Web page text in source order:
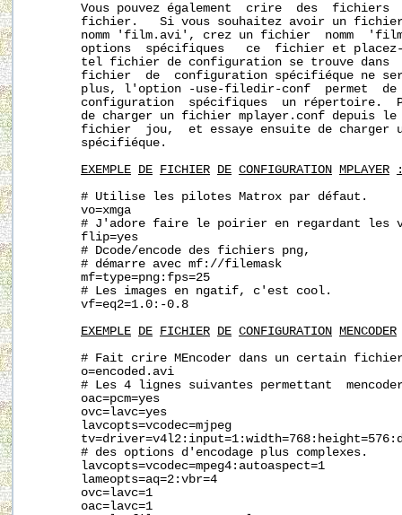
Vous pouvez également  crire  des  fichiers
fichier.   Si vous souhaitez avoir un
nomm 'film.avi', crez un fichier  nomm
options  spécifiques   ce  fichier et
tel fichier de configuration se trouve dans
fichier  de  configuration spécifiéque ne
plus, l'option -use-filedir-conf  permet
configuration  spécifiques  un répertoire.
de charger un fichier mplayer.conf depuis
fichier  jou,  et essaye ensuite de charger
       spécifiéque.
EXEMPLE DE FICHIER DE CONFIGURATION MPLAYER
       # Utilise les pilotes Matrox par défaut.
       vo=xmga
# J'adore faire le poirier en regardant les
       flip=yes
       # Dcode/encode des fichiers png,
       # démarre avec mf://filemask
       mf=type=png:fps=25
       # Les images en ngatif, c'est cool.
       vf=eq2=1.0:-0.8
EXEMPLE DE FICHIER DE CONFIGURATION MENCODER
# Fait crire MEncoder dans un certain
       o=encoded.avi
# Les 4 lignes suivantes permettant
       oac=pcm=yes
       ovc=lavc=yes
       lavcopts=vcodec=mjpeg
       # des options d'encodage plus complexes.
       lavcopts=vcodec=mpeg4:autoaspect=1
       lameopts=aq=2:vbr=4
       ovc=lavc=1
       oac=lavc=1